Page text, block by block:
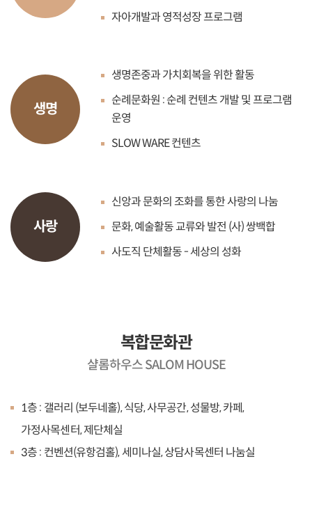
자아개발과 영적성장 프로그램
생명
생명존중과 가치회복을 위한 활동
순례문화원 : 순례 컨텐츠 개발 및 프로그램
운영
SLOW WARE 컨텐츠
사랑
신앙과 문화의 조화를 통한 사랑의 나눔
문화, 예술활동 교류와 발전 (사) 쌍백합
사도직 단체활동 - 세상의 성화
복합문화관
샬롬하우스 SALOM HOUSE
1층 : 갤러리 (보두네홀), 식당, 사무공간, 성물방, 카페,
가정사목센터, 제단체실
3층 : 컨벤션(유항검홀), 세미나실, 상담사목센터 나눔실